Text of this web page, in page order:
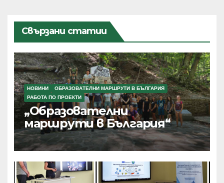
Свързани статии
НОВИНИ
ОБРАЗОВАТЕЛНИ МАРШРУТИ В БЪЛГАРИЯ
РАБОТА ПО ПРОЕКТИ
„Образователни
маршрути в България“